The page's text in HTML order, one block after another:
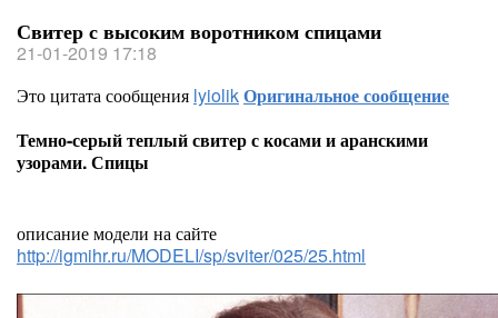
Свитер с высоким воротником спицами
21-01-2019 17:18
Это цитата сообщения lyiolikОригинальное сообщение
Темно-серый теплый свитер с косами и аранскими
узорами. Спицы
описание модели на сайте
http://igmihr.ru/MODELI/sp/sviter/025/25.html